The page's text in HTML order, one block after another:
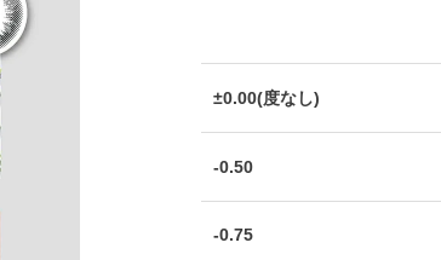
±0.00(度なし)
-0.50
-0.75